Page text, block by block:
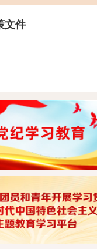
文件